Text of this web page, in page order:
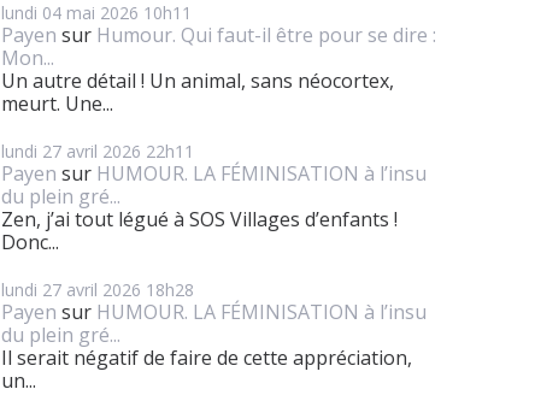
lundi 04 mai 2026 10h11
Payen sur Humour. Qui faut-il être pour se dire :
Mon...
Un autre détail ! Un animal, sans néocortex,
meurt. Une...
lundi 27 avril 2026 22h11
Payen sur HUMOUR. LA FÉMINISATION à l’insu
du plein gré...
Zen, j’ai tout légué à SOS Villages d’enfants !
Donc...
lundi 27 avril 2026 18h28
Payen sur HUMOUR. LA FÉMINISATION à l’insu
du plein gré...
Il serait négatif de faire de cette appréciation,
un...